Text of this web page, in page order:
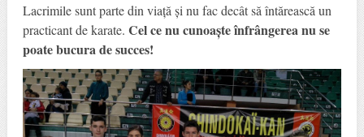
Lacrimile sunt parte din viață și nu fac decât să întărească un
practicant de karate. Cel ce nu cunoaște înfrângerea nu se
poate bucura de succes!